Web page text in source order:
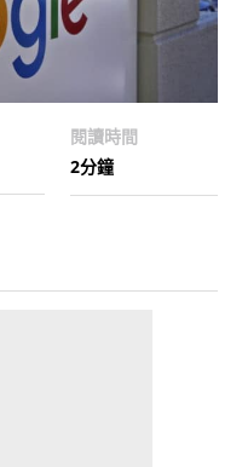
閱讀時間
2分鐘